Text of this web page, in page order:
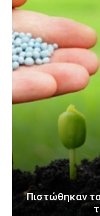
Πιστώθηκαν